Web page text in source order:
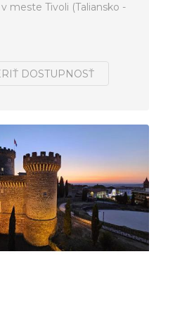
meste Tivoli (Taliansko -
DOSTUPNOSŤ